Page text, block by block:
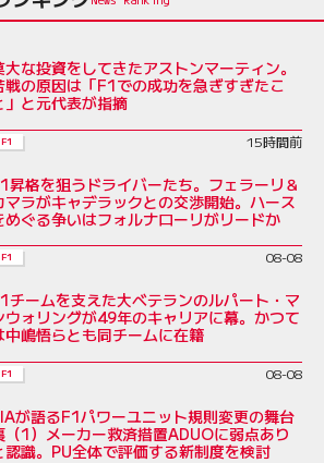
大な投資をしてきたアストンマーティン。
戦の原因は「F1での成功を急ぎすぎたこ
」と元代表が指摘
F1 15時間前
昇格を狙うドライバーたち。フェラーリ＆
マラがキャデラックとの交渉開始。ハース
めぐる争いはフォルナローリがリードか
F1 08-08
チームを支えた大ベテランのルパート・マ
ウォリングが49年のキャリアに幕。かつて
中嶋悟らとも同チームに在籍
F1 08-08
が語るF1パワーユニット規則変更の舞台
（1）メーカー救済措置ADUOに弱点あり
認識。PU全体で評価する新制度を検討